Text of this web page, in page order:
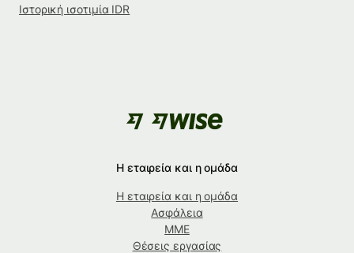
Ιστορική ισοτιμία IDR
Η εταιρεία και η ομάδα
Η εταιρεία και η ομάδα
Ασφάλεια
ΜΜΕ
Θέσεις εργασίας